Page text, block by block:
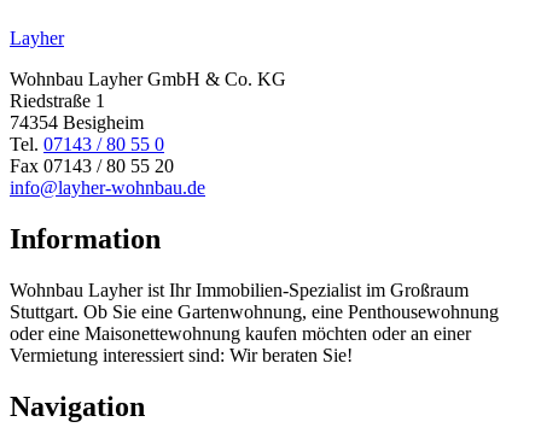
Layher
Wohnbau Layher GmbH & Co. KG
Riedstraße 1
74354 Besigheim
Tel. 07143 / 80 55 0
Fax 07143 / 80 55 20
info@layher-wohnbau.de
Information
Wohnbau Layher ist Ihr Immobilien-Spezialist im Großraum
Stuttgart. Ob Sie eine Gartenwohnung, eine Penthousewohnung
oder eine Maisonettewohnung kaufen möchten oder an einer
Vermietung interessiert sind: Wir beraten Sie!
Navigation